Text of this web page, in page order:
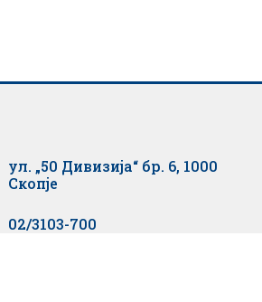
ул. „50 Дивизија“ бр. 6, 1000
Скопје
02/3103-700